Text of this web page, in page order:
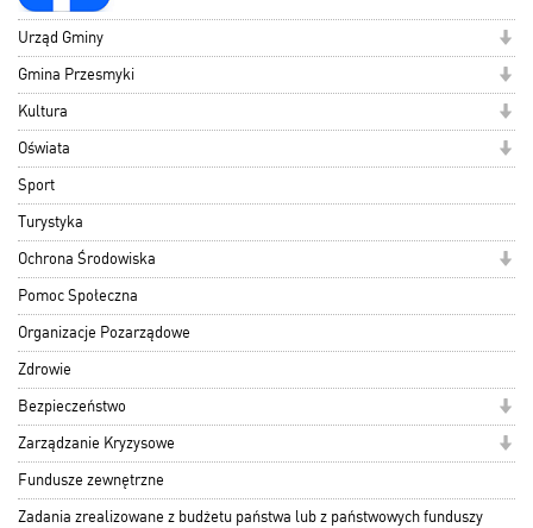
Urząd Gminy
Gmina Przesmyki
Kultura
Oświata
Sport
Turystyka
Ochrona Środowiska
Pomoc Społeczna
Organizacje Pozarządowe
Zdrowie
Bezpieczeństwo
Zarządzanie Kryzysowe
Fundusze zewnętrzne
Zadania zrealizowane z budżetu państwa lub z państwowych funduszy